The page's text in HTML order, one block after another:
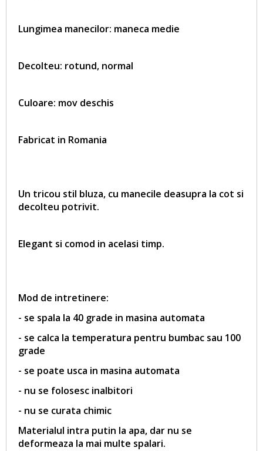
Lungimea manecilor: maneca medie
Decolteu: rotund, normal
Culoare: mov deschis
Fabricat in Romania
Un tricou stil bluza, cu manecile deasupra la cot si
decolteu potrivit.
Elegant si comod in acelasi timp.
Mod de intretinere:
- se spala la 40 grade in masina automata
- se calca la temperatura pentru bumbac sau 100
grade
- se poate usca in masina automata
- nu se folosesc inalbitori
- nu se curata chimic
Materialul intra putin la apa, dar nu se
deformeaza la mai multe spalari.